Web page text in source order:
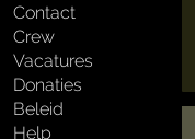
Contact
Crew
Vacatures
Donaties
Beleid
Help